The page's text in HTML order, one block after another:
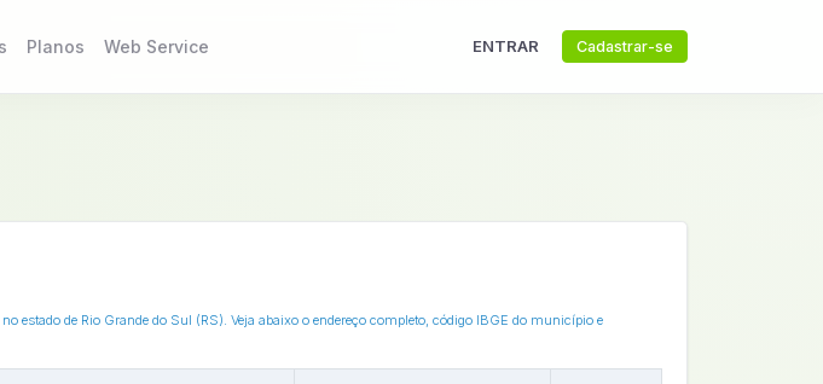
Planos Web Service ENTRAR Cadastrar-se
no estado de Rio Grande do Sul (RS). Veja abaixo o endereço completo, código IBGE do município e